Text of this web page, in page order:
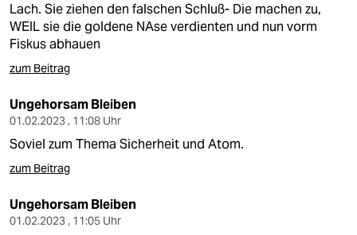
Lach. Sie ziehen den falschen Schluß- Die machen zu,
WEIL sie die goldene NAse verdienten und nun vorm
Fiskus abhauen
zum Beitrag
Ungehorsam Bleiben
01.02.2023 , 11:08 Uhr
Soviel zum Thema Sicherheit und Atom.
zum Beitrag
Ungehorsam Bleiben
01.02.2023 , 11:05 Uhr